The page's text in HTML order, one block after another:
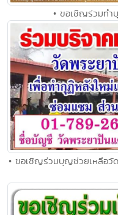
• ขอเชิญร่วมทำ
• ขอเชิญร่วมบุญช่วยเหลือ